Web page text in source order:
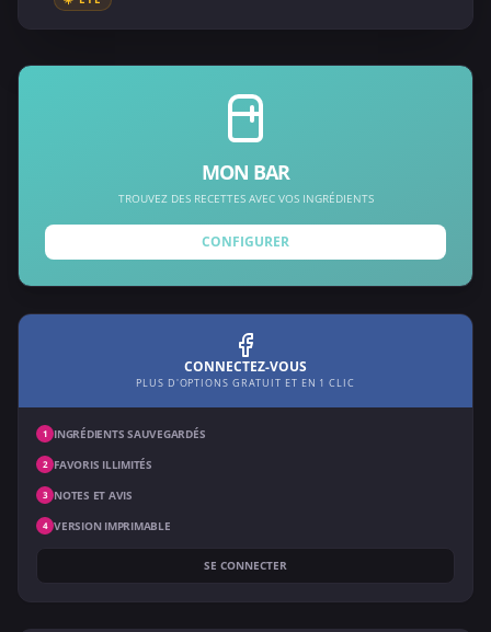
MON BAR
TROUVEZ DES RECETTES AVEC VOS INGRÉDIENTS
CONFIGURER
CONNECTEZ-VOUS
PLUS D'OPTIONS GRATUIT ET EN 1 CLIC
1 INGRÉDIENTS SAUVEGARDÉS
2 FAVORIS ILLIMITÉS
3 NOTES ET AVIS
4 VERSION IMPRIMABLE
SE CONNECTER